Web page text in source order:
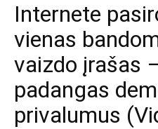
Internete
vienas
vaizdo įrašas
padangas
privalumus